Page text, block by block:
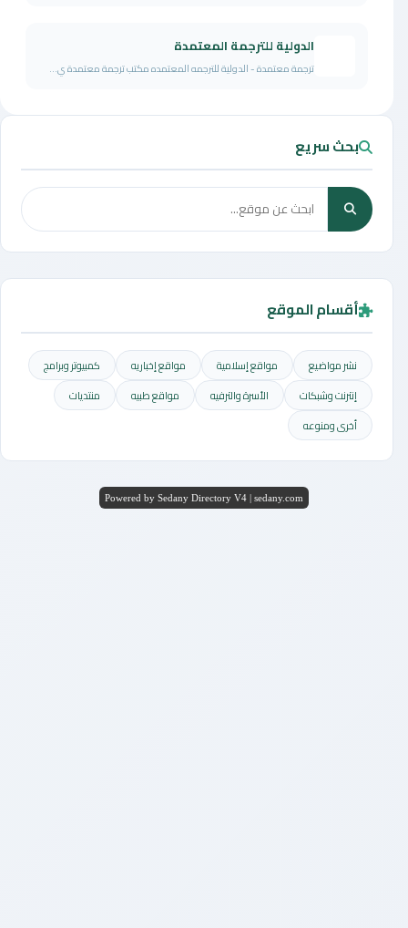
الدولية للترجمة المعتمدة
ترجمة معتمدة - الدولية للترجمه المعتمده مكتب ترجمة معتمدة ي...
بحث سريع
أقسام الموقع
نشر مواضيع مواقع إسلامية مواقع إخباريه
كمبيوتر وبرامج
إنترنت وشبكات
الأسرة والترفيه مواقع طبيه
منتديات
أخرى ومنوعه
Powered by Sedany Directory V4 | sedany.com